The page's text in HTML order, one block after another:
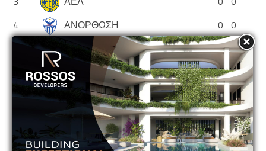
4
ΑΝΟΡΘΩΣΗ 0 0
ΑΠΟΕΛ 0 0
ΑΠΟΛΛΩΝ 0 0
7
ΑΡΗΣ 0 0
ΕΘΝΙΚΟΣ ΑΣΣΙΑΣ 0 0
9
ΘΟΙ 0 0